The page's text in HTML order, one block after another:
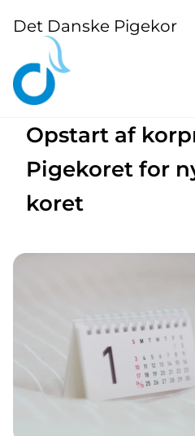
Det Danske Pigekor
Opstart af
Pigekoret for
koret